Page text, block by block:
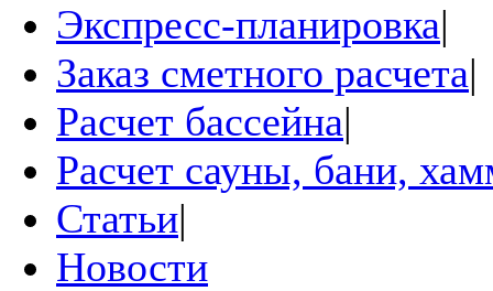
Экспресс-планировка|
Заказ сметного расчета|
Расчет бассейна|
Расчет сауны, бани,
Статьи|
Новости